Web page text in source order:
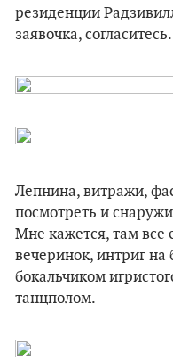
резиденции
заявочка, согласитесь.
Лепнина, витражи,
посмотреть и
Мне кажется, там все
вечеринок, интриг на
бокальчиком
танцполом.